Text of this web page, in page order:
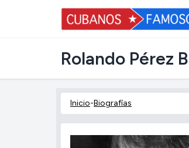
Rolando Pérez
Inicio-Biografías